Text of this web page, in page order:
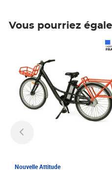
Vous pourriez
Nouvelle Attitude